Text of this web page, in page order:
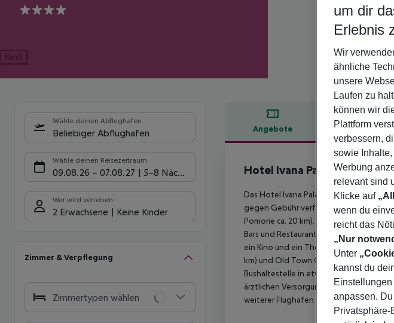
4
Next
Wähle deinen Abflughafen
Beliebiger Abflughafen
Wähle deinen Reisezeitraum
09.08.26 – 07.08.27 5-8 Nächte
Wer wird verreisen
2 Erwachsene Keine Kinder
Zimmer & Verpflegung
Zimmertypen wählen
Angebote
Hotel Ivana Palace
4
Das Hotel Ivana Palace liegt ca. 300 m
gegen Gebühr verfügbar. Zum
Pomorie ca. 20 km).
Bars und Restaurants erreichen Sie
ein Kino und ein Theater sind in ca. 35
km) und Old Town Of Nessebar (ca. 7
Bushaltestelle in etwa 100 m
ärztlichen Versorgung im Notfall
weiterer Flughafen (VAR) liegt in etwa
um dir
Erlebnis
Wir
ähnliche
unsere
Laufen zu
können wir
Plattform
verbessern,
sowie
Werbung
relevant sind
Klicke auf
wenn du
reicht das
„Nur
Unter
kannst du
Einstellungen
anpassen.